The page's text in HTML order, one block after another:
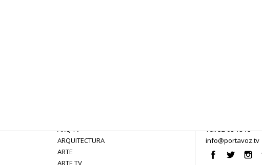
ARQ TV
ARQUITECTURA
ARTE
ARTE TV
Tel: 52 08 18 75
info@portavoz.tv